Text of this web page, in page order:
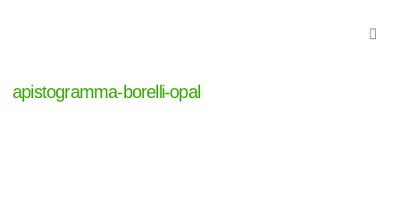
apistogramma-borelli-opal